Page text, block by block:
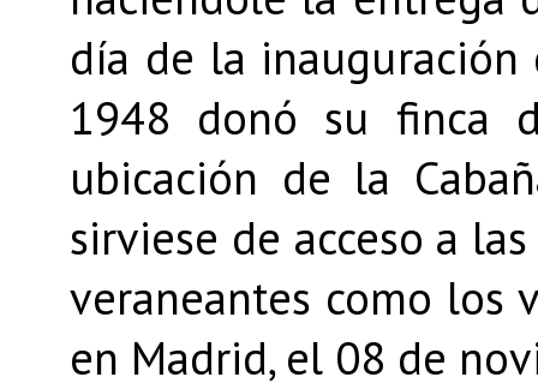
día de la inauguración
1948 donó su finca
ubicación de la
sirviese de acceso a
veraneantes como los
en Madrid, el 08 de